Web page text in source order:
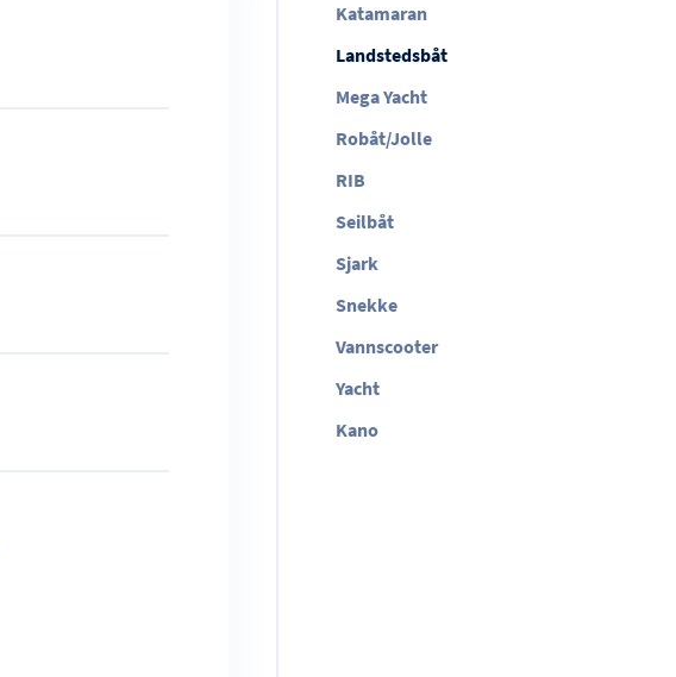
Katamaran
Landstedsbåt
Mega Yacht
Robåt/Jolle
RIB
Seilbåt
Sjark
Snekke
Vannscooter
Yacht
Kano